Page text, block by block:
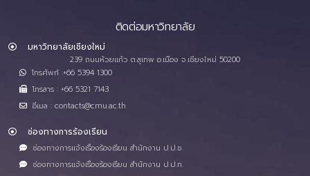
ติดต่อมหาวิทยาลัย
มหาวิทยาลัยเชียงใหม่
239 ถนนห้วยแก้ว ต.สุเทพ อ.เมือง จ.เชียงใหม่ 50200
โทรศัพท์ :+66 5394 1300
โทรสาร : +66 5321 7143
อีเมล : contacts@cmu.ac.th
ช่องทางการร้องเรียน
ช่องทางการแจ้งเรื่องร้องเรียน สำนักงาน ป.ป.ช.
ช่องทางการแจ้งเรื่องร้องเรียน สำนักงาน ป.ป.ท.